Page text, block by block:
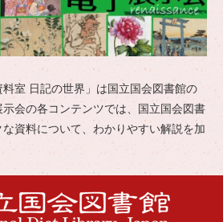
料室 日記の世界」は国立国会図書館の
会の各コンテンツでは、国立国会図書
資料について、わかりやすい解説を加